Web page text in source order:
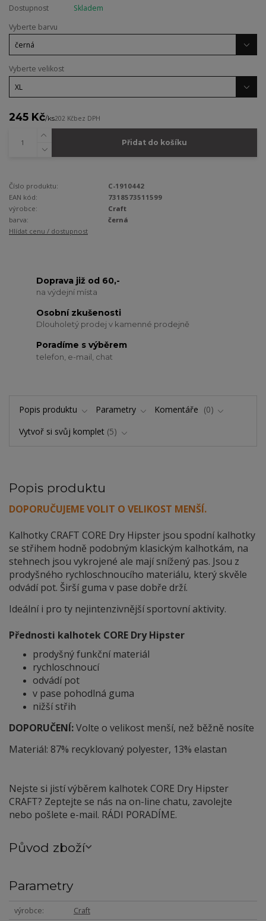
Dostupnost
Skladem
Vyberte barvu
Vyberte velikost
245 Kč/ks202 Kčbez DPH
Přidat do košíku
Číslo produktu:
C-1910442
EAN kód:
7318573511599
výrobce:
Craft
barva:
černá
Hlídat cenu / dostupnost
Doprava již od 60,-
na výdejní místa
Osobní zkušenosti
Dlouholetý prodej v kamenné prodejně
Poradíme s výběrem
telefon, e-mail, chat
Popis produktu Parametry Komentáře
0
Vytvoř si svůj komplet 5
Popis produktu
DOPORUČUJEME VOLIT O VELIKOST MENŠÍ.
Kalhotky CRAFT CORE Dry Hipster jsou spodní kalhotky
se střihem hodně podobným klasickým kalhotkám, na
stehnech jsou vykrojené ale mají snížený pas. Jsou z
prodyšného rychloschnoucího materiálu, který skvěle
odvádí pot. Širší guma v pase dobře drží.
Ideální i pro ty nejintenzivnější sportovní aktivity.
Přednosti kalhotek CORE Dry Hipster
prodyšný funkční materiál
rychloschnoucí
odvádí pot
v pase pohodlná guma
nižší střih
DOPORUČENÍ:Volte o velikost menší, než běžně nosíte
Materiál: 87% recyklovaný polyester, 13% elastan
Nejste si jistí výběrem kalhotek CORE Dry Hipster
CRAFT? Zeptejte se nás na on-line chatu, zavolejte
nebo pošlete e-mail. RÁDI PORADÍME.
Původ zboží
Parametry
výrobce Craft